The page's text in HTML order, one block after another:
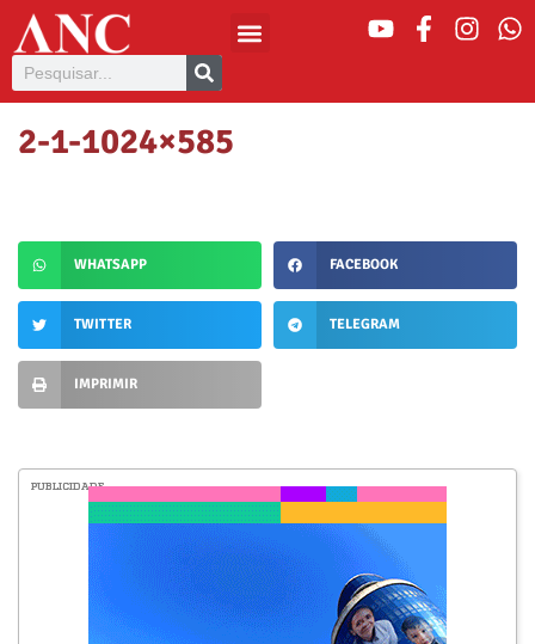
2-1-1024×585
WHATSAPP FACEBOOK
TWITTER TELEGRAM
IMPRIMIR
PUBLICIDADE